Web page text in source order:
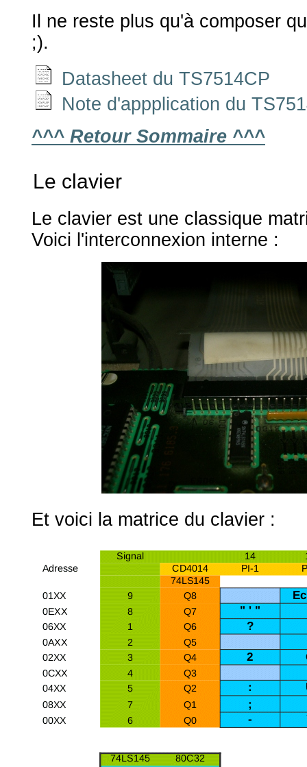
Il ne reste plus qu'à composer
;).
Datasheet du TS7514CP
Note d'appplication du
^^^ Retour Sommaire ^^^
Le clavier
Le clavier est une classique
Voici l'interconnexion interne :
Et voici la matrice du clavier :